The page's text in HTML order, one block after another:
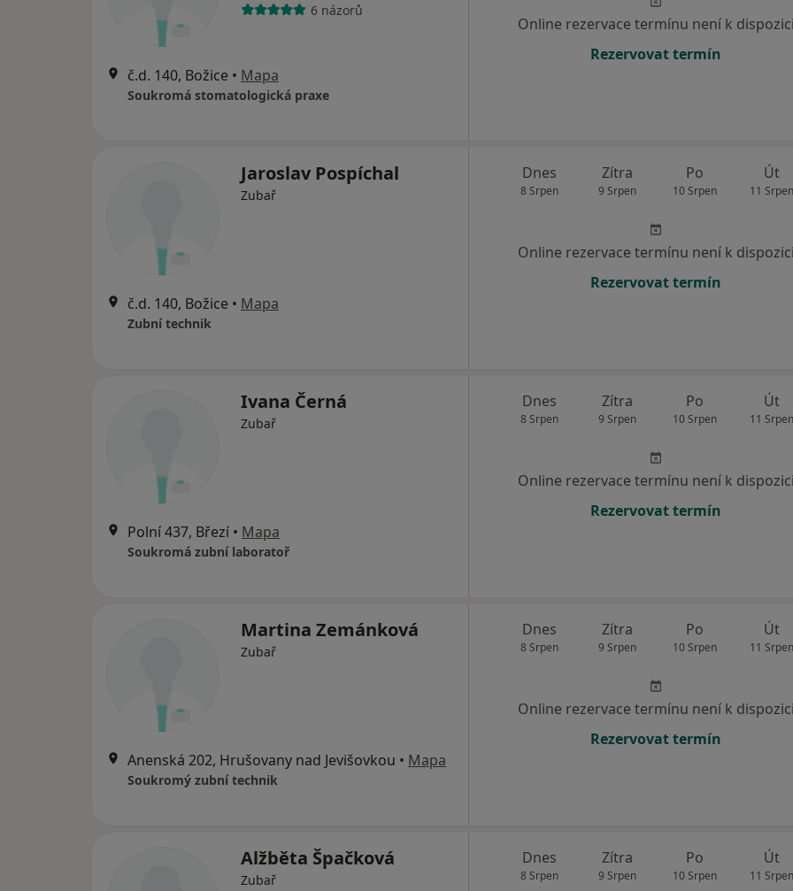
6 názorů
č.d. 140, Božice • Mapa
Soukromá stomatologická praxe
Online rezervace termínu není k dispozici
Rezervovat termín
Jaroslav Pospíchal
Zubař
č.d. 140, Božice • Mapa
Zubní technik
Dnes
8 Srpen
Zítra
9 Srpen
Po
10 Srpen
Út
11 Srpen
Online rezervace termínu není k dispozici
Rezervovat termín
Ivana Černá
Zubař
Polní 437, Březí • Mapa
Soukromá zubní laboratoř
Dnes
8 Srpen
Zítra
9 Srpen
Po
10 Srpen
Út
11 Srpen
Online rezervace termínu není k dispozici
Rezervovat termín
Martina Zemánková
Zubař
Anenská 202, Hrušovany nad Jevišovkou • Mapa
Soukromý zubní technik
Dnes
8 Srpen
Zítra
9 Srpen
Po
10 Srpen
Út
11 Srpen
Online rezervace termínu není k dispozici
Rezervovat termín
Alžběta Špačková
Zubař
Dnes
8 Srpen
Zítra
9 Srpen
Po
10 Srpen
Út
11 Srpen